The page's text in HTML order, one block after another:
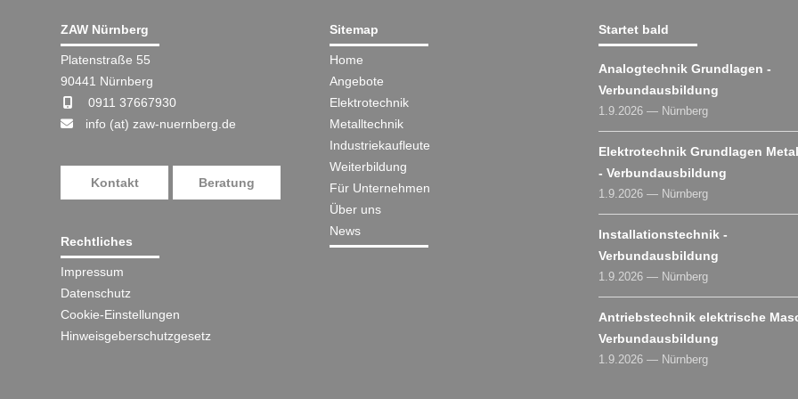
ZAW Nürnberg
Platenstraße 55
90441 Nürnberg
0911 37667930
info (at) zaw-nuernberg.de
Kontakt Beratung
Rechtliches
Impressum
Datenschutz
Cookie-Einstellungen
Hinweisgeberschutzgesetz
Sitemap
Home
Angebote
Elektrotechnik
Metalltechnik
Industriekaufleute
Weiterbildung
Für Unternehmen
Über uns
News
Startet bald
Analogtechnik Grundlagen -
Verbundausbildung
1.9.2026 — Nürnberg
Elektrotechnik Grundlagen
- Verbundausbildung
1.9.2026 — Nürnberg
Installationstechnik -
Verbundausbildung
1.9.2026 — Nürnberg
Antriebstechnik elektrische
Verbundausbildung
1.9.2026 — Nürnberg